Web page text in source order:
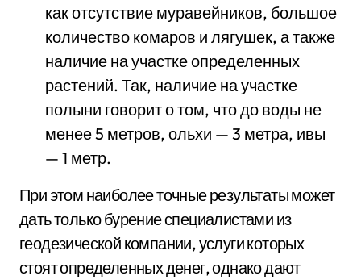
как отсутствие муравейников, большое
количество комаров и лягушек, а также
наличие на участке определенных
растений. Так, наличие на участке
полыни говорит о том, что до воды не
менее 5 метров, ольхи — 3 метра, ивы
— 1 метр.
При этом наиболее точные результаты может
дать только бурение специалистами из
геодезической компании, услуги которых
стоят определенных денег, однако дают